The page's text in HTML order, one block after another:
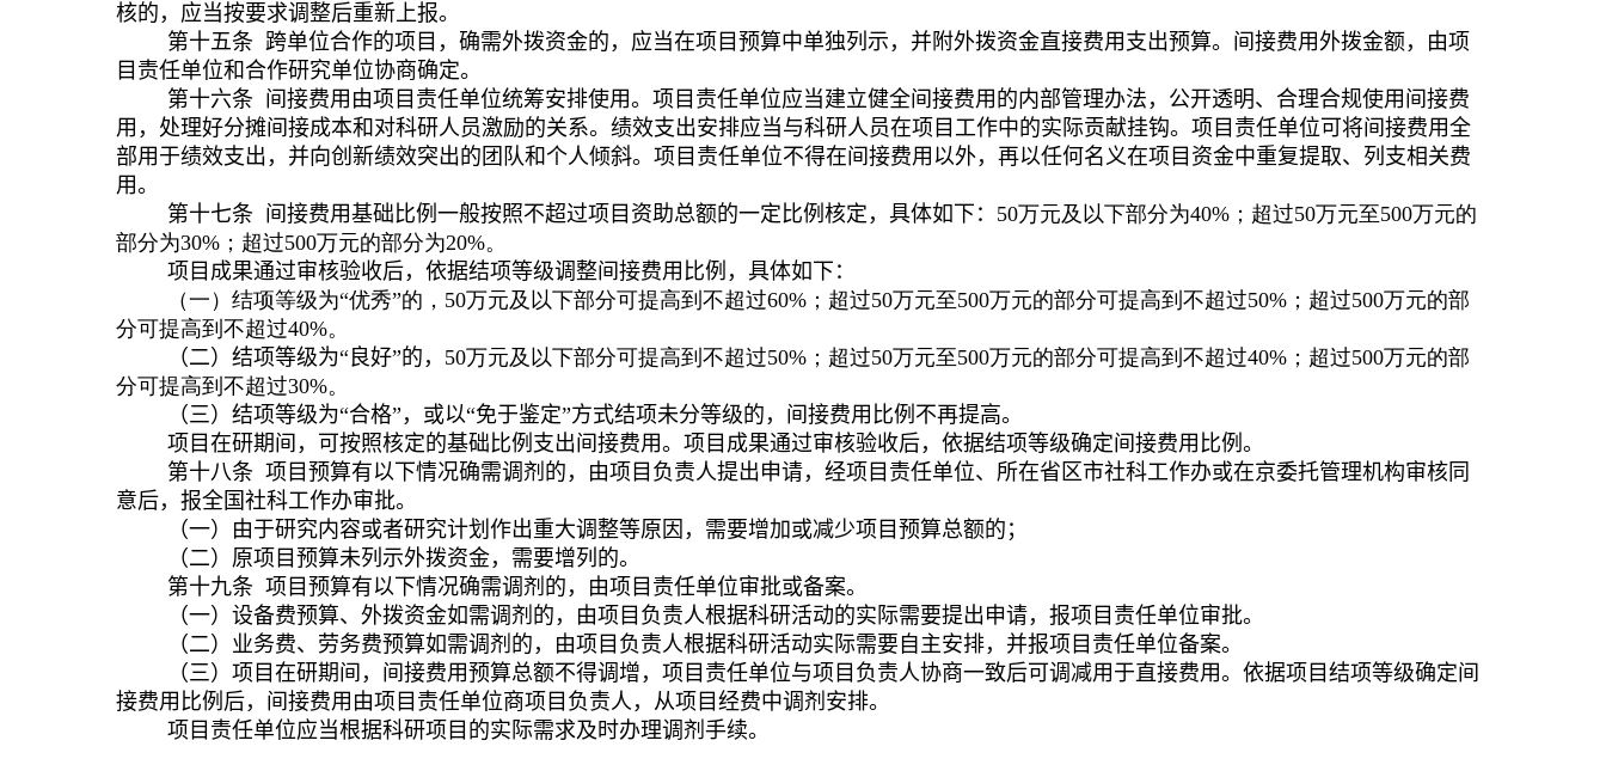
核的，应当按要求调整后重新上报。
第十五条 跨单位合作的项目，确需外拨资金的，应当在项目预算中单独列示，并附外拨资金直接费用支出预算。间接费用外拨金额，由项
目责任单位和合作研究单位协商确定。
第十六条 间接费用由项目责任单位统筹安排使用。项目 责任单位应当建立健全间接费用的内部管理办法， 公开透明、合理合规使用间接费
用，处理好分摊间接成本和对科研人员激励的关系。绩效支出安排应当与科研人员在项目工作中的实际贡献挂钩。 项目责任单位可将间接费用全
部用于绩效支出 ，并向创新绩效突出的团队和个人倾斜。项目责任单位不得在间接费用以外， 再以任何名义在项目资金中重复提取、列支相关费
用。
第十七条 间接费用基础比例一般按照不超过项目资助总额的一定比例核定，具体如下： 50万元及以下部分为40%；超过50万元至500万元的
部分为30%；超过500万元的部分为20%。
项目成果通过审核验收后，依据结项等级调整间接费用比例，具体如下：
（一）结项等级为“优秀”的， 50万元及以下部分可提高到不超过60%；超过50万元至500万元的部分可提高到不超过50%；超过500万元的部
分可提高到不超过40%。
（二）结项等级为“良好”的， 50万元及以下部分可提高到不超过50%；超过50万元至500万元的部分可提高到不超过40%；超过500万元的部
分可提高到不超过30%。
（三）结项等级为“合格” ，或以“免于鉴定”方式结项未分等级的， 间接费用比例不再提高。
项目在研期间，可 按照核定的基础比例支出间接费用。 项目成果通过审核验收后，依据结项等级确定间接费用比例 。
第十八条 项目预算有以下情况确需调剂的，由项目负责人提出申请，经项目 责任单位、所在省区市社科工作办或在京委托管理机构审核同
意后，报全国社科工作办审批。
（一）由于研究内容或者研究计划作出重大调整等原因，需要增加或减少项目预算总额的；
（二）原项目预算未列示外拨资金，需要增列的。
第十九条 项目预算有以下情况确需调剂的，由项目 责任单位审批或备案。
（一）设备费预算、外拨资金如需调剂的，由项目负责人根据科研活动的实际需要提出申请，报项目责任单位审批。
（二）业务费、劳务费预算如需调剂的，由项目负责人根据科研活动实际需要自主安排，并报项目责任单位备案。
（三） 项目在研期间，间接费用预算总额不得调增， 项目责任单位与项目负责人协商一致后可调减用于直接费用。 依据项目结项等级确定间
接费用比例后，间接费用由项目责任单位商项目负责人，从项目经费中调剂安排。
项目责任单位应当根据科研项目的实际需求及时办理调剂手续。